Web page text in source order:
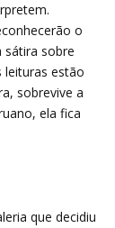
o
sátira sobre
leituras estão
sobrevive a
ela fica
que decidiu